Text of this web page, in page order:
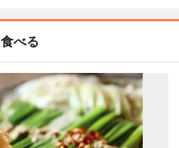
食べる